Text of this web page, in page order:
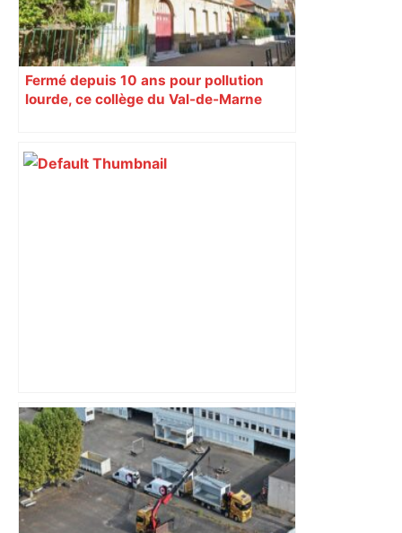
Fermé depuis 10 ans pour pollution
lourde, ce collège du Val-de-Marne
Les arbitres de la finale 2024 et 2025
seront au sifflet des demi-finales –
Rugbyrama